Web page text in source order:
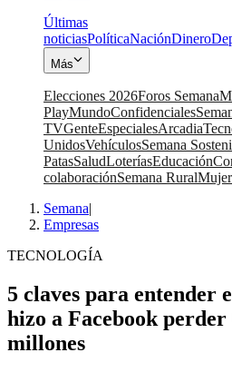
Últimas
noticiasPolíticaNaciónDinero
Más
Elecciones 2026Foros Semana
PlayMundoConfidenciales
TVGenteEspecialesArcadia
UnidosVehículosSemana
PatasSaludLoteríasEducación
colaboraciónSemana Rural
Semana|
Empresas
TECNOLOGÍA
5 claves para entender
hizo a Facebook perder
millones